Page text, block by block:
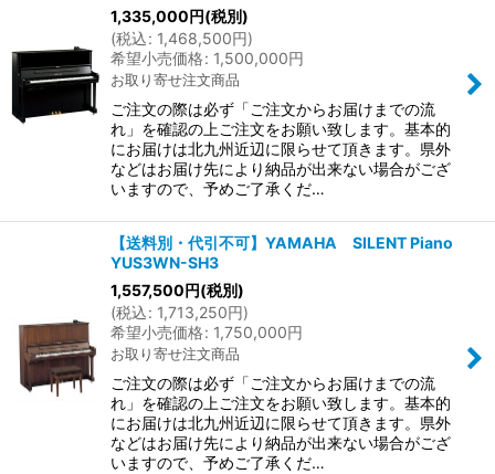
1,335,000 円(税別)
(税込: 1,468,500円)
希望小売価格: 1,500,000円
お取り寄せ注文商品
ご注文の際は必ず「ご注文からお届けまでの流
れ」を確認の上ご注文をお願い致します。基本的
にお届けは北九州近辺に限らせて頂きます。県外
などはお届け先により納品が出来ない場合がござ
いますので、予めご了承くだ…
【送料別・代引不可】YAMAHA SILENT Piano
YUS3WN-SH3
1,557,500 円(税別)
(税込: 1,713,250円)
希望小売価格: 1,750,000円
お取り寄せ注文商品
ご注文の際は必ず「ご注文からお届けまでの流
れ」を確認の上ご注文をお願い致します。基本的
にお届けは北九州近辺に限らせて頂きます。県外
などはお届け先により納品が出来ない場合がござ
いますので、予めご了承くだ…